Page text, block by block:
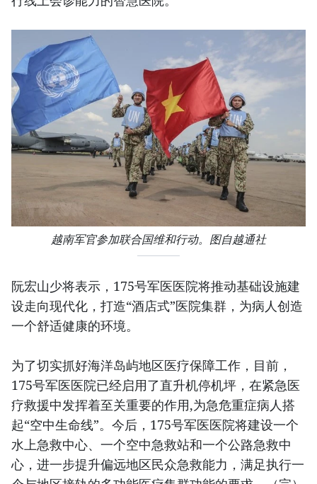
越南军官参加联合国维和行动。图自越通社
阮宏山少将表示，175号军医医院将推动基础设施建
设走向现代化，打造“酒店式”医院集群，为病人创造
一个舒适健康的环境。
为了切实抓好海洋岛屿地区医疗保障工作，目前，
175号军医医院已经启用了直升机停机坪，在紧急医
疗救援中发挥着至关重要的作用,为急危重症病人搭
起“空中生命线”。今后，175号军医医院将建设一个
水上急救中心、一个空中急救站和一个公路急救中
心，进一步提升偏远地区民众急救能力，满足执行一